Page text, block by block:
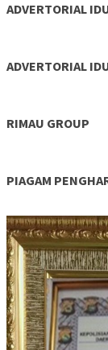
ADVERTORIAL
ADVERTORIAL
RIMAU GROUP
PIAGAM